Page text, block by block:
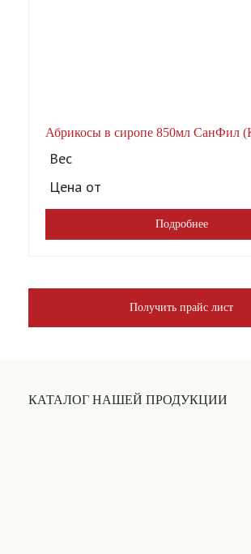
Абрикосы в сиропе 850мл СанФил
Вес
Цена от
Подробнее
Получить прайс лист
КАТАЛОГ НАШЕЙ ПРОДУКЦИИ